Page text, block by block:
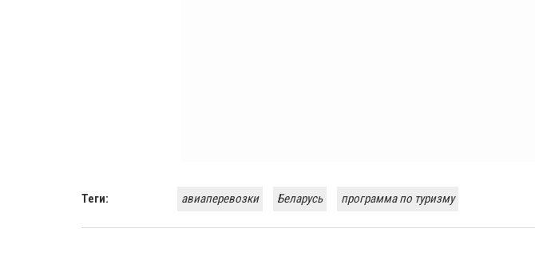
Теги: авиаперевозки Беларусь программа по туризму